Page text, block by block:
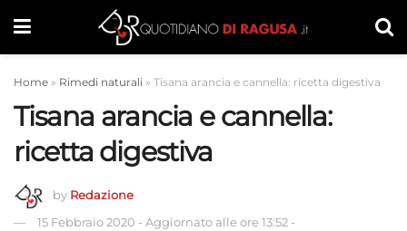
Home » Rimedi naturali » Tisana arancia e cannella: ricetta digestiva
Tisana arancia e cannella:
ricetta digestiva
by Redazione
15 Febbraio 2020 - Aggiornato alle ore 13:52 -